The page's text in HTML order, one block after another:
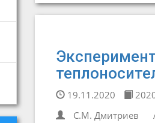
19.11.2020
С.М. Дмитриев